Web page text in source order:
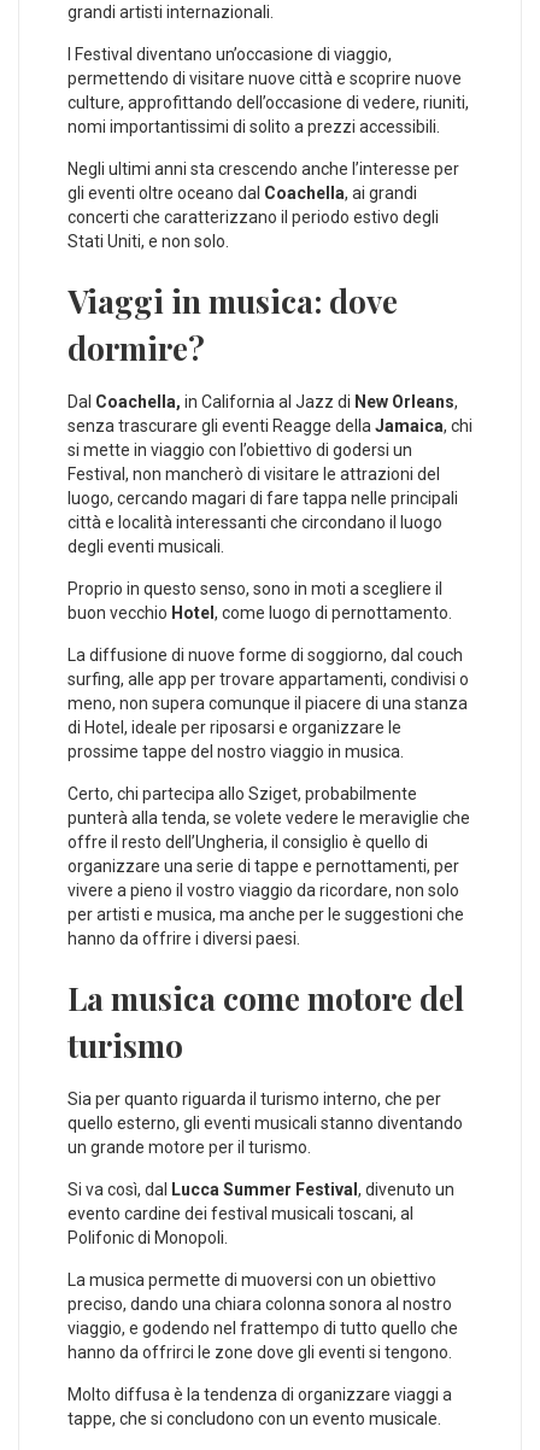
grandi artisti internazionali.
I Festival diventano un’occasione di viaggio,
permettendo di visitare nuove città e scoprire nuove
culture, approfittando dell’occasione di vedere, riuniti,
nomi importantissimi di solito a prezzi accessibili.
Negli ultimi anni sta crescendo anche l’interesse per
gli eventi oltre oceano dal Coachella, ai grandi
concerti che caratterizzano il periodo estivo degli
Stati Uniti, e non solo.
Viaggi in musica: dove
dormire?
Dal Coachella, in California al Jazz di New Orleans,
senza trascurare gli eventi Reagge della Jamaica, chi
si mette in viaggio con l’obiettivo di godersi un
Festival, non mancherò di visitare le attrazioni del
luogo, cercando magari di fare tappa nelle principali
città e località interessanti che circondano il luogo
degli eventi musicali.
Proprio in questo senso, sono in moti a scegliere il
buon vecchio Hotel , come luogo di pernottamento.
La diffusione di nuove forme di soggiorno, dal couch
surfing, alle app per trovare appartamenti, condivisi o
meno, non supera comunque il piacere di una stanza
di Hotel, ideale per riposarsi e organizzare le
prossime tappe del nostro viaggio in musica.
Certo, chi partecipa allo Sziget, probabilmente
punterà alla tenda, se volete vedere le meraviglie che
offre il resto dell’Ungheria, il consiglio è quello di
organizzare una serie di tappe e pernottamenti, per
vivere a pieno il vostro viaggio da ricordare, non solo
per artisti e musica, ma anche per le suggestioni che
hanno da offrire i diversi paesi.
La musica come motore del
turismo
Sia per quanto riguarda il turismo interno, che per
quello esterno, gli eventi musicali stanno diventando
un grande motore per il turismo.
Si va così, dal Lucca Summer Festival , divenuto un
evento cardine dei festival musicali toscani, al
Polifonic di Monopoli.
La musica permette di muoversi con un obiettivo
preciso, dando una chiara colonna sonora al nostro
viaggio, e godendo nel frattempo di tutto quello che
hanno da offrirci le zone dove gli eventi si tengono.
Molto diffusa è la tendenza di organizzare viaggi a
tappe, che si concludono con un evento musicale.